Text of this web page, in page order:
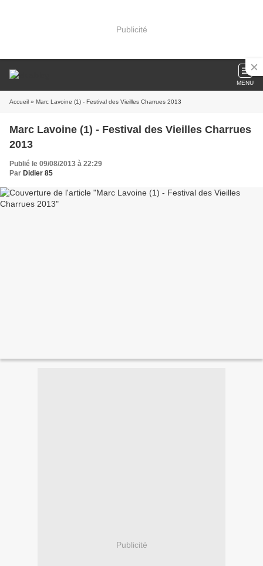
Publicité
MENU
Accueil » Marc Lavoine (1) - Festival des Vieilles Charrues 2013
Marc Lavoine (1) - Festival des Vieilles Charrues
2013
Publié le 09/08/2013 à 22:29
Par Didier 85
Publicité